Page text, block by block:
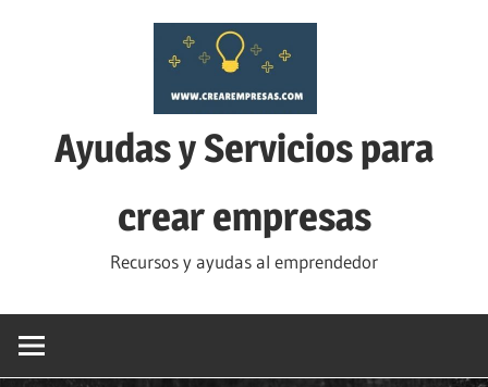
Ayudas y Servicios para
crear empresas
Recursos y ayudas al emprendedor